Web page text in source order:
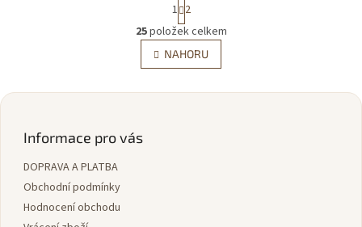
O
v
l
á
t
r
á
n
k
1 2
25položek celkem
NAHORU
Z
Informace pro vás
DOPRAVA A PLATBA
Obchodní podmínky
Hodnocení obchodu